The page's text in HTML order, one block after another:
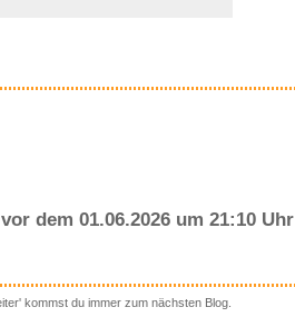
vor dem 01.06.2026 um 21:10 Uhr
kommst du immer zum nächsten Blog.